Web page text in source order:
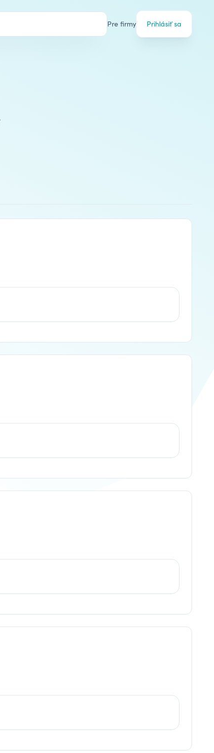
Pre firmy Prihlásiť sa